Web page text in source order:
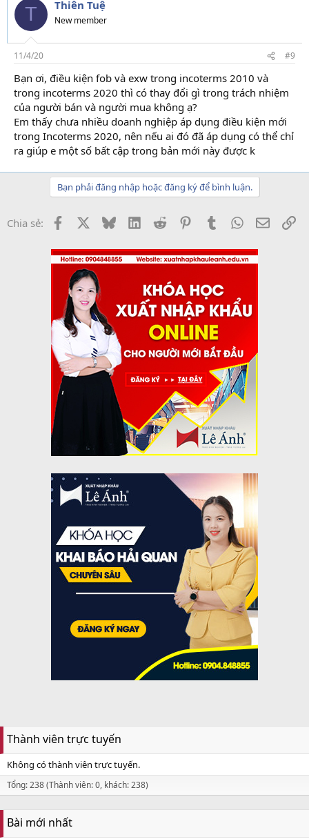
T Thiên Tuệ
New member
11/4/20 #9
Bạn ơi, điều kiện fob và exw trong incoterms 2010 và
trong incoterms 2020 thì có thay đổi gì trong trách nhiệm
của người bán và người mua không ạ?
Em thấy chưa nhiều doanh nghiệp áp dụng điều kiện mới
trong Incoterms 2020, nên nếu ai đó đã áp dụng có thể chỉ
ra giúp e một số bất cập trong bản mới này được k
Bạn phải đăng nhập hoặc đăng ký để bình luận.
Chia sẻ: Facebook BlueskyLinkedInReddit PinterestTumblrWhatsApp
Email
Thành viên trực tuyến
Không có thành viên trực tuyến.
Tổng: 238 (Thành viên: 0, khách: 238)
Bài mới nhất